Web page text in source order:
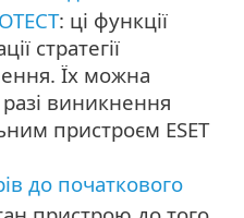
: ці функції
стратегії
Їх можна
виникнення
пристроєм ESET
до початкового